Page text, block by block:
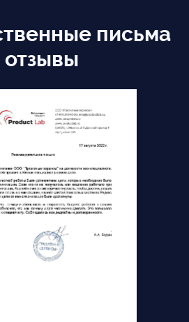
письма
отзывы